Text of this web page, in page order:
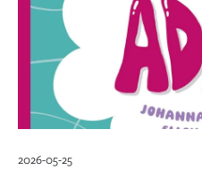
2026-05-25